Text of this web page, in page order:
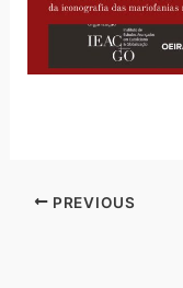
PREVIOUS